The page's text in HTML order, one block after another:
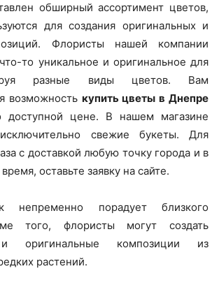
обширный ассортимент цветов,
для создания оригинальных и
Флористы нашей компании
то уникальное и оригинальное для
разные виды цветов. Вам
возможность купить цветы в Днепре
доступной цене. В нашем магазине
свежие букеты. Для
с доставкой любую точку города и в
оставьте заявку на сайте.
непременно порадует близкого
того, флористы могут создать
и оригинальные композиции из
растений.